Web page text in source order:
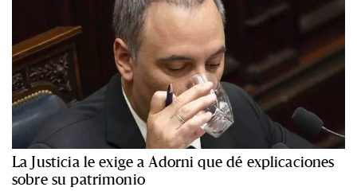
La Justicia le exige a Adorni que dé explicaciones
sobre su patrimonio